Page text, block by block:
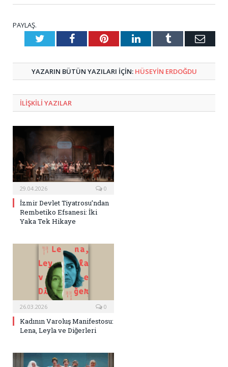
PAYLAŞ.
TwitterFacebookPinterestLinkedInTumblr E-
YAZARIN BÜTÜN YAZILARI IÇIN: HÜSEYIN ERDOĞDU
ILIŞKILI YAZILAR
29.04.2026 0
İzmir Devlet Tiyatrosu’ndan
Rembetiko Efsanesi: İki
Yaka Tek Hikaye
26.03.2026 0
Kadının Varoluş Manifestosu:
Lena, Leyla ve Diğerleri